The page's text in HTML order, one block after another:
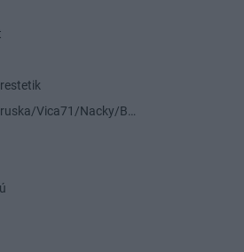
Toka Club/Labanc/Laruska/Vica71/Nacky/Bpali/Oldrider/Josefernando/Mcbull/Kawaszabi